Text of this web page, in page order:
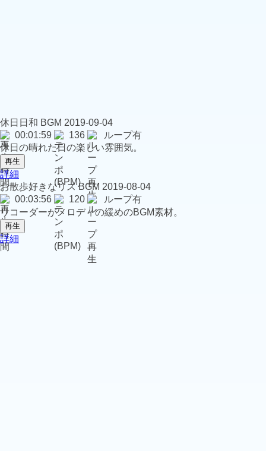
休日日和 BGM 2019-09-04
00:01:59
136
ループ有
休日の晴れた日の楽しい雰囲気。
再生
詳細
お散歩好きなリス BGM 2019-08-04
00:03:56
120
ループ有
リコーダーがメロディの緩めのBGM素材。
再生
詳細